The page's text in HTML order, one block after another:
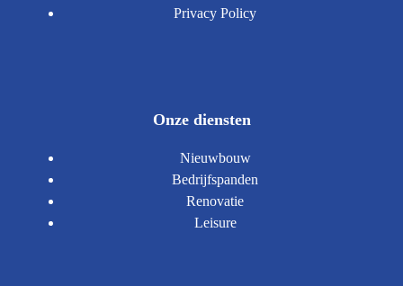
Privacy Policy
Onze diensten
Nieuwbouw
Bedrijfspanden
Renovatie
Leisure